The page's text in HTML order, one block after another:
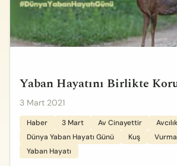
Yaban Hayatını Birlikte
3 Mart 2021
Haber 3 Mart Av Cinayettir
Dünya Yaban Hayatı Günü
Kuş
Yaban Hayatı